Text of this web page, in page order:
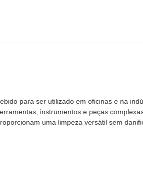
para ser utilizado em oficinas e na
instrumentos e peças
uma limpeza versátil sem